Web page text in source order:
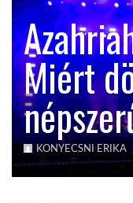
KÖZEL-KELET
AUSZTRÁLIA
A VILÁG ITTHON
Miért
KONYECSNI ERIKA